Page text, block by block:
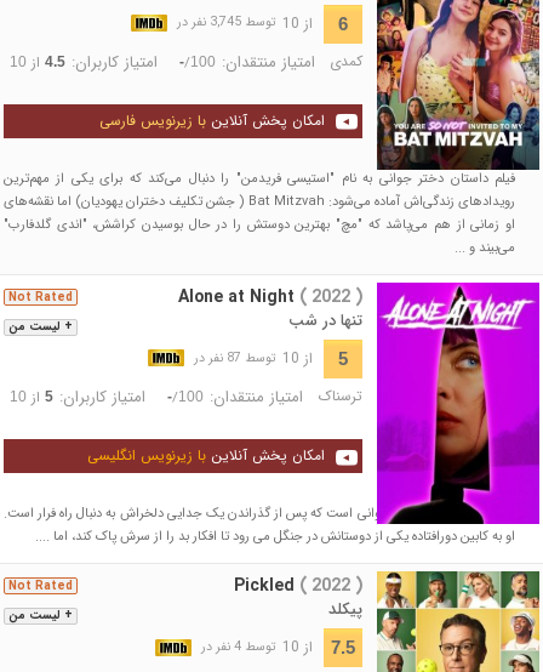
6 از 10 توسط 3,745 نفر در
کمدی امتیاز منتقدان: -/100 امتیاز کاربران: 4.5از 10
امکان پخش آنلاین با زیرنویس فارسی
فیلم داستان دختر جوانی به نام "استیسی فریدمن" را دنبال می‌کند که برای یکی از مهم‌ترین
رویدادهای زندگی‌اش آماده می‌شود: Bat Mitzvah ( جشن تکلیف دختران یهودیان) اما نقشه‌های
او زمانی از هم می‌پاشد که "مچ" بهترین دوستش را در حال بوسیدن کراشش، "اندی گلدفارب"
می‌بیند و ...
+ لیست من
Not Rated Alone at Night ( 2022 )
تنها در شب
5 از 10 توسط 87 نفر در
ترسناک امتیاز منتقدان: -/100 امتیاز کاربران: 5از 10
امکان پخش آنلاین با زیرنویس انگلیسی
فیلم داستان "ویکی" زن جوانی است که پس از گذراندن یک جدایی دلخراش به دنبال راه فرار است.
او به کابین دورافتاده یکی از دوستانش در جنگل می رود تا افکار بد را از سرش پاک کند، اما ....
+ لیست من
Not Rated Pickled ( 2022 )
پیکلد
7.5 از 10 توسط 4 نفر در